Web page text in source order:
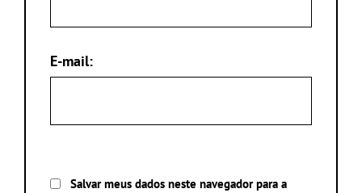
E-mail:
Salvar meus dados neste navegador para a